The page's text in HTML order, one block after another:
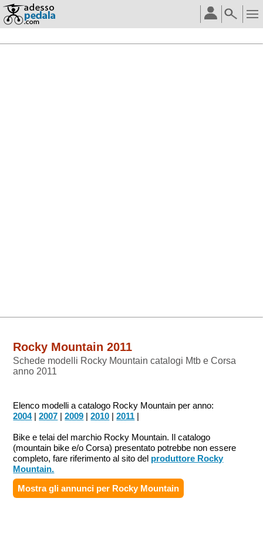
Rocky Mountain 2011
Schede modelli Rocky Mountain catalogi Mtb e Corsa
anno 2011
Elenco modelli a catalogo Rocky Mountain per anno:
2004|2007 |2009 |2010 |2011 |
Bike e telai del marchio Rocky Mountain. Il catalogo
(mountain bike e/o Corsa) presentato potrebbe non essere
completo, fare riferimento al sito del produttore Rocky
Mountain.
Mostra gli annunci per Rocky Mountain